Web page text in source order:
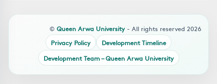
© Queen Arwa University - All rights reserved 2026
Privacy Policy
Development Timeline
Development Team – Queen Arwa University